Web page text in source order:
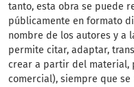
tanto, esta obra se puede
públicamente en formato
nombre de los autores y a
permite citar, adaptar,
crear a partir del material,
comercial), siempre que